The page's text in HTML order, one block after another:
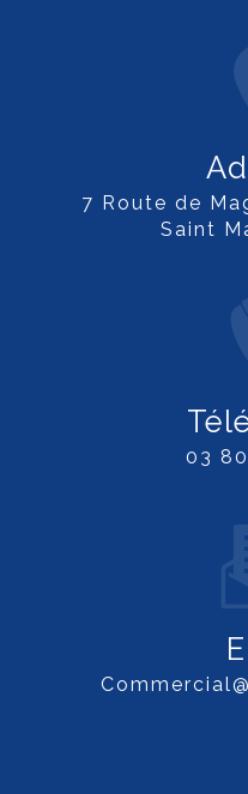
7 Route de Magny Lambert 21450
Saint
03